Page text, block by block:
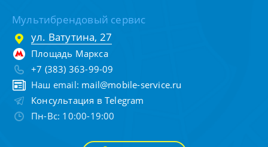
Мультибрендовый сервис
ул. Ватутина, 27
Площадь Маркса
+7 (383) 363-99-09
Наш email: mail@mobile-service.ru
Консультация в Telegram
Пн-Вс: 10:00-19:00